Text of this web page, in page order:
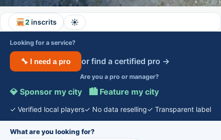
2 inscrits ☀️
Looking for a service?
🔧 I need a pro or find a certified pro →
Are you a pro or manager?
💎 Sponsor my city · 🏙️ Feature my city
✓ Verified local players✓ No data reselling✓ Transparent label
What are you looking for?